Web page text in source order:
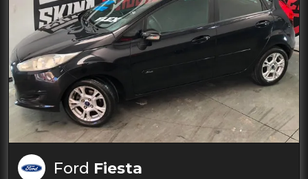
Ford Fiesta